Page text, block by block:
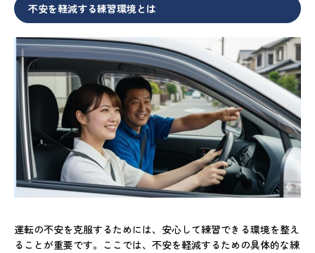
不安を軽減する練習環境とは
運転の不安を克服するためには、安心して練習できる環境を整え
ることが重要です。ここでは、不安を軽減するための具体的な練